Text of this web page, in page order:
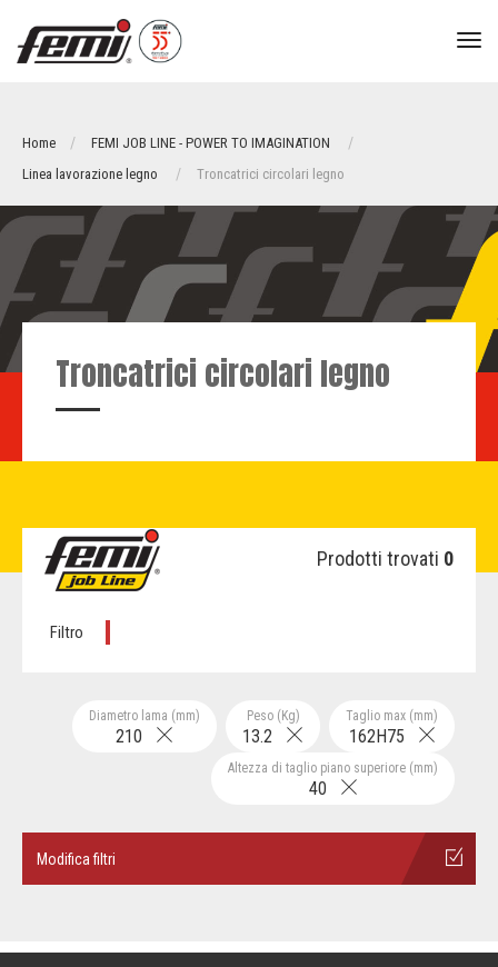
Home
FEMI JOB LINE - POWER TO IMAGINATION
Linea lavorazione legno
Troncatrici circolari legno
Troncatrici circolari legno
Prodotti trovati 0
Filtro
Taglio max (mm)
162H75
Peso (Kg)
13.2
Diametro lama (mm)
210
Altezza di taglio piano superiore (mm)
40
Modifica filtri